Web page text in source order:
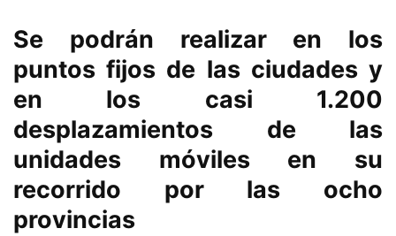
Se podrán realizar en los
puntos fijos de las ciudades y
en los casi 1.200
desplazamientos de las
unidades móviles en su
recorrido por las ocho
provincias